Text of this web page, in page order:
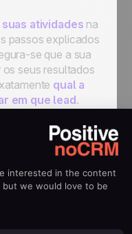
atividades na
passos explicados
se que a sua
seus resultados
qual a
em que lead.